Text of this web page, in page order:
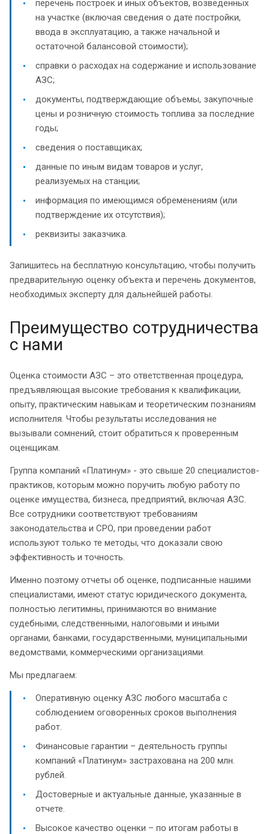
перечень построек и иных объектов, возведенных
на участке (включая сведения о дате постройки,
ввода в эксплуатацию, а также начальной и
остаточной балансовой стоимости);
справки о расходах на содержание и использование
АЗС;
документы, подтверждающие объемы, закупочные
цены и розничную стоимость топлива за последние
годы;
сведения о поставщиках;
данные по иным видам товаров и услуг,
реализуемых на станции;
информация по имеющимся обременениям (или
подтверждение их отсутствия);
реквизиты заказчика.
Запишитесь на бесплатную консультацию, чтобы получить
предварительную оценку объекта и перечень документов,
необходимых эксперту для дальнейшей работы.
Преимущество сотрудничества
с нами
Оценка стоимости АЗС – это ответственная процедура,
предъявляющая высокие требования к квалификации,
опыту, практическим навыкам и теоретическим познаниям
исполнителя. Чтобы результаты исследования не
вызывали сомнений, стоит обратиться к проверенным
оценщикам.
Группа компаний «Платинум» - это свыше 20 специалистов-
практиков, которым можно поручить любую работу по
оценке имущества, бизнеса, предприятий, включая АЗС.
Все сотрудники соответствуют требованиям
законодательства и СРО, при проведении работ
используют только те методы, что доказали свою
эффективность и точность.
Именно поэтому отчеты об оценке, подписанные нашими
специалистами, имеют статус юридического документа,
полностью легитимны, принимаются во внимание
судебными, следственными, налоговыми и иными
органами, банками, государственными, муниципальными
ведомствами, коммерческими организациями.
Мы предлагаем:
Оперативную оценку АЗС любого масштаба с
соблюдением оговоренных сроков выполнения
работ.
Финансовые гарантии – деятельность группы
компаний «Платинум» застрахована на 200 млн.
рублей.
Достоверные и актуальные данные, указанные в
отчете.
Высокое качество оценки – по итогам работы в